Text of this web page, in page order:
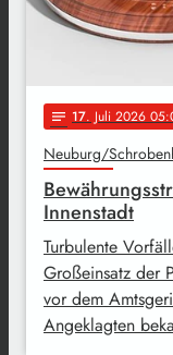
notes 17. Juli 2026
Neuburg/
Innenstadt
Turbulente
Großeinsatz der
vor dem
Angeklagten